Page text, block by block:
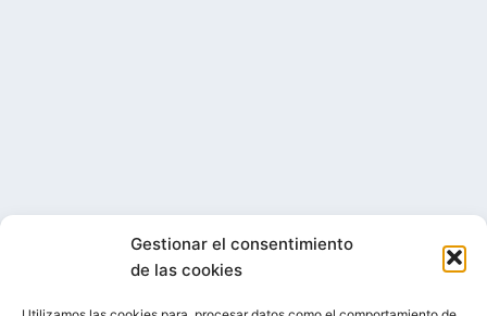
Gestionar el consentimiento
de las cookies